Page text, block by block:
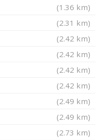
(1.36 km)
(2.31 km)
(2.42 km)
(2.42 km)
(2.42 km)
(2.42 km)
(2.49 km)
(2.49 km)
(2.73 km)